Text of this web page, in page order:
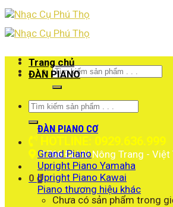
Skip
content
Tìm
kiếm:
Tìm
kiếm:
HOTLINE: 0929.636.999
1766 ĐLHV Nông Trang - Việt
0 ₫
Chưa có sản phẩm trong
Trang chủ
ĐÀN PIANO
ĐÀN PIANO CƠ
Grand Piano
Upright Piano Yamaha
Upright Piano Kawai
Piano thương hiệu khác